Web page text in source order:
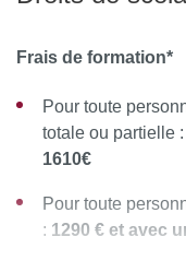
de validité (carte
Le diplôme d'Etat
formation
complément la
récépissé ou visa
Frais de formation*
Pour toute
totale ou partielle :
1610€
Pour toute
: 1290 € et avec